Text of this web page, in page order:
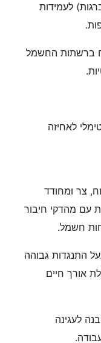
לעמידות
ברשתות החשמל
לאחיזה
צר ומחודד
עם מהדקי חיבור
חשמל.
התנגדות גבוהה
אורך חיים
לעגינה